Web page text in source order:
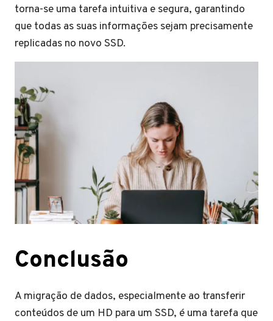
torna-se uma tarefa intuitiva e segura, garantindo
que todas as suas informações sejam precisamente
replicadas no novo SSD.
Conclusão
A migração de dados, especialmente ao transferir
conteúdos de um HD para um SSD, é uma tarefa que